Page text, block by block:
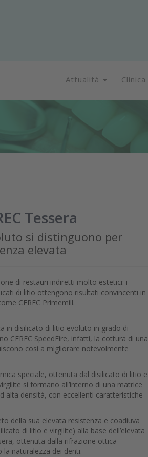
Attualità Clinica
Tessera
si distinguono per
elevata
di restauri indiretti molto estetici: i
di litio ottengono risultati convincenti in
CEREC Primemill.
in disilicato di litio evoluto in grado di
CEREC SpeedFire, infatti, la cottura di una
così a migliorare notevolmente
speciale, ottenuta dal disilicato di litio e
si formano all’interno di una matrice
alta densità, con eccellenti caratteristiche
della sua elevata resistenza e coadiuva
di litio e virgilite) alla base dell’elevata
ottenuta dalla rifrazione ottica
naturalezza dei denti.